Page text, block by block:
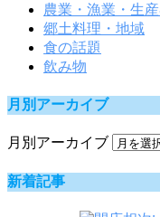
農業・漁業・生
郷土料理・地域
食の話題
飲み物
月別アーカイブ
月別アーカイブ
新着記事